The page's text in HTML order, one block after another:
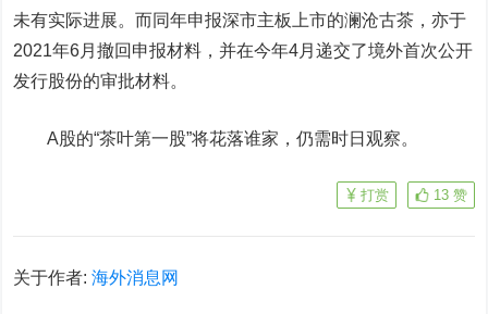
未有实际进展。而同年申报深市主板上市的澜沧古茶，亦于
2021年6月撤回申报材料，并在今年4月递交了境外首次公开
发行股份的审批材料。
A股的“茶叶第一股”将花落谁家，仍需时日观察。
13 赞
打赏
关于作者:海外消息网